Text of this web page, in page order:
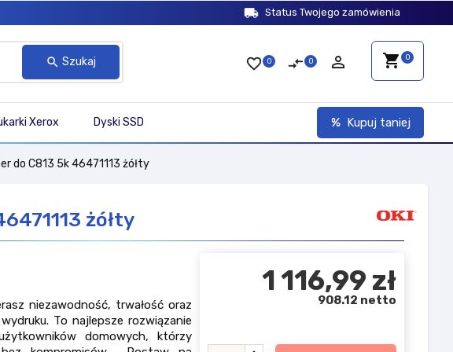
local_shipping Status Twojego zamówienia
shopping_cart 0
person_outline
compare_arrows 0
favorite_border 0
search Szukaj
Kupuj taniej
Xerox Dyski SSD
do C813 5k 46471113 żółty
żółty
niezawodność, trwałość oraz
To najlepsze rozwiązanie
domowych, którzy
1 116,99 zł
908.12 netto